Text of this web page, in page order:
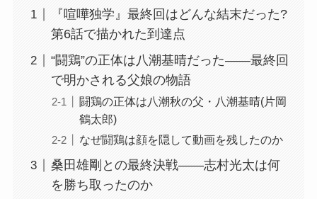
『喧嘩独学』最終回はどんな結末だった?
第6話で描かれた到達点
“闘鶏”の正体は八潮基晴だった——最終回
で明かされる父娘の物語
闘鶏の正体は八潮秋の父・八潮基晴(片岡
鶴太郎)
なぜ闘鶏は顔を隠して動画を残したのか
桑田雄剛との最終決戦——志村光太は何
を勝ち取ったのか